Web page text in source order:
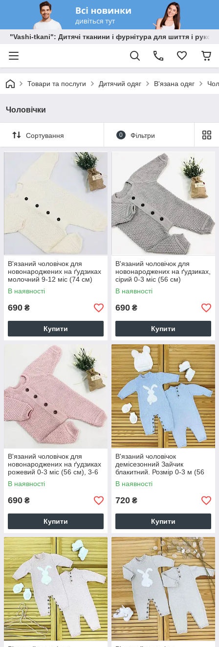
"Vashi-tkani": Дитячі тканини і фурнітура для шиття і
Товари та послуги Дитячий одяг В'язана одяг
Чоловічки
Сортування 0 Фільтри
В'язаний чоловічок для
новонароджених на ґудзиках
молочний 9-12 міс (74 см)
В наявності
690 ₴
Купити
В'язаний чоловічок для
новонароджених на ґудзиках,
сірий 0-3 міс (56 см)
В наявності
690 ₴
Купити
В'язаний чоловічок для
новонароджених на ґудзиках
рожевий 0-3 міс (56 см), 3-6
міс (62 см),6-9 міс (68 см), 9-
12 м (74 см)
В наявності
690 ₴
Купити
В'язаний чоловічок
демісезонний Зайчик
блакитний. Розмір 0-3 м (56
см), 3-6м (62 см),6-9м(68
см),9-12 м (74 см)
В наявності
720 ₴
Купити